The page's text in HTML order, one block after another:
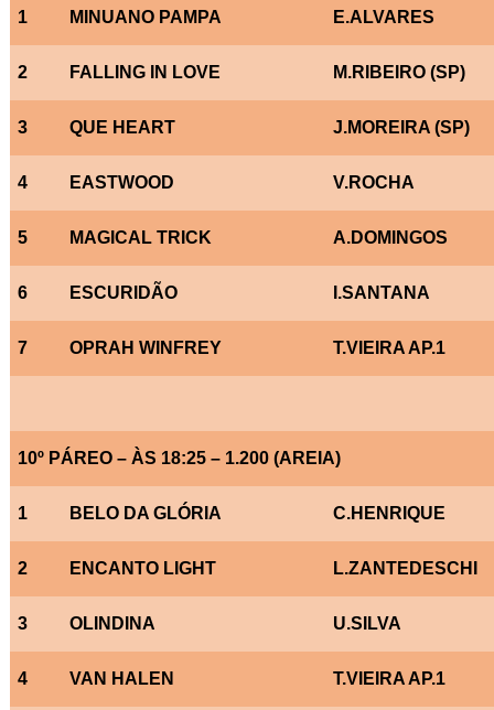
1 MINUANO PAMPA E.ALVARES
2 FALLING IN LOVE M.RIBEIRO (SP)
3 QUE HEART J.MOREIRA (SP)
4 EASTWOOD V.ROCHA
5 MAGICAL TRICK A.DOMINGOS
6 ESCURIDÃO I.SANTANA
7 OPRAH WINFREY T.VIEIRA AP.1
10º PÁREO – ÀS 18:25 – 1.200 (AREIA)
1 BELO DA GLÓRIA C.HENRIQUE
2 ENCANTO LIGHT L.ZANTEDESCHI
3 OLINDINA U.SILVA
4 VAN HALEN T.VIEIRA AP.1